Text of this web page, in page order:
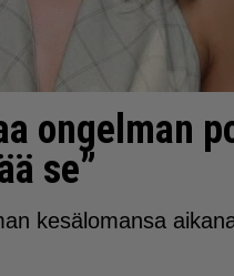
ongelman
se”
kesälomansa